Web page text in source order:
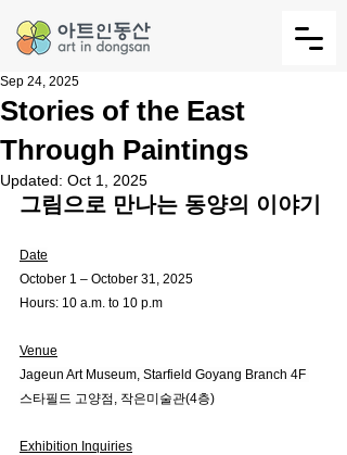
Stories of the East
Through Paintings
Sep 24, 2025
Updated: Oct 1, 2025
그림으로 만나는 동양의 이야기
Date
October 1 – October 31, 2025
Hours: 10 a.m. to 10 p.m
Venue
Jageun Art Museum, Starfield Goyang Branch 4F
스타필드 고양점, 작은미술관(4층)
Exhibition Inquiries